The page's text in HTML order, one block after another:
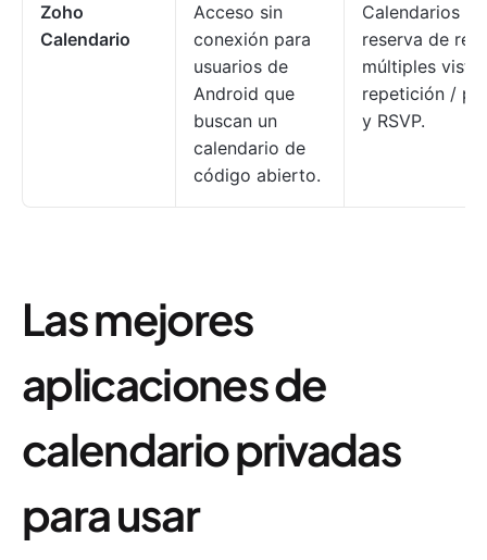
Zoho
Calendario
Acceso sin
conexión para
usuarios de
Android que
buscan un
calendario de
código abierto.
Calendarios
reserva de
múltiples
repetición /
y RSVP.
Las mejores
aplicaciones de
calendario privadas
para usar